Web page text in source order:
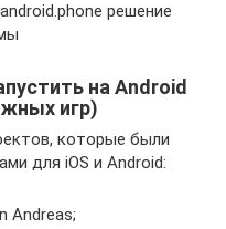
решение
на Android
игр)
которые были
для iOS и Android:
Andreas;